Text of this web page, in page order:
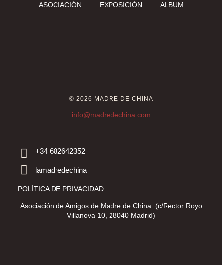
ASOCIACIÓN EXPOSICIÓN ALBUM
© 2026 MADRE DE CHINA
info@madredechina.com
+34 682642352
lamadredechina
POLÍTICA DE PRIVACIDAD
Asociación de Amigos de Madre de China (c/Rector Royo
Villanova 10, 28040 Madrid)